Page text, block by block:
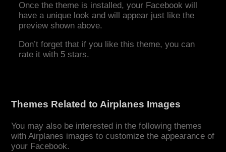
Once the theme is installed, your Facebook will
have a unique look and will appear just like the
preview shown above.
Don’t forget that if you like this theme, you can
rate it with 5 stars.
Themes Related to Airplanes Images
You may also be interested in the following themes
with Airplanes images to customize the appearance of
your Facebook.